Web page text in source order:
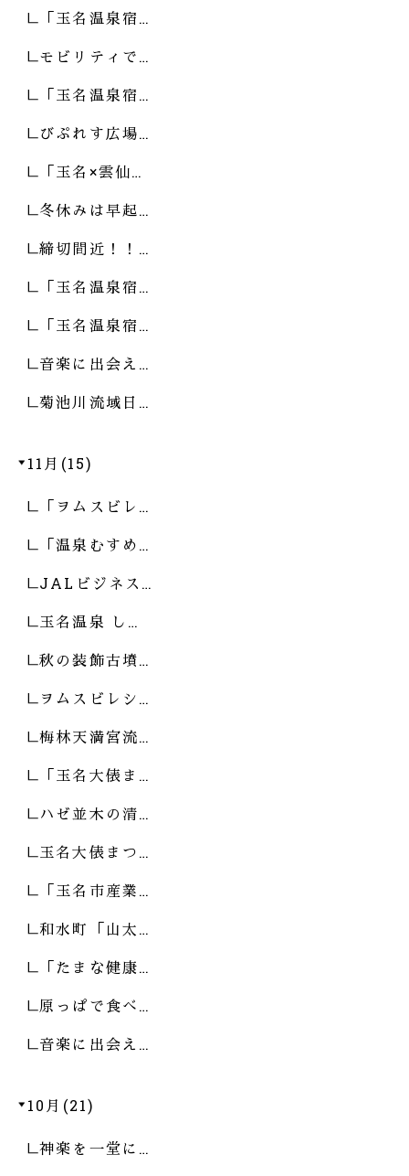
「玉名温泉宿…
モビリティで…
「玉名温泉宿…
びぷれす広場…
「玉名×雲仙…
冬休みは早起…
締切間近！！…
「玉名温泉宿…
「玉名温泉宿…
音楽に出会え…
菊池川流域日…
11月(15)
「ヲムスビレ…
「温泉むすめ…
JALビジネス…
玉名温泉 し…
秋の装飾古墳…
ヲムスビレシ…
梅林天満宮流…
「玉名大俵ま…
ハゼ並木の清…
玉名大俵まつ…
「玉名市産業…
和水町「山太…
「たまな健康…
原っぱで食べ…
音楽に出会え…
10月(21)
神楽を一堂に…